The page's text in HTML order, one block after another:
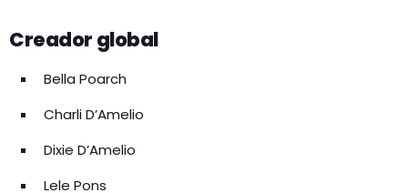
Creador global
Bella Poarch
Charli D’Amelio
Dixie D’Amelio
Lele Pons